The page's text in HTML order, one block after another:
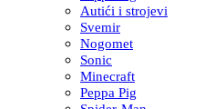
Autići i strojevi
Svemir
Nogomet
Sonic
Minecraft
Peppa Pig